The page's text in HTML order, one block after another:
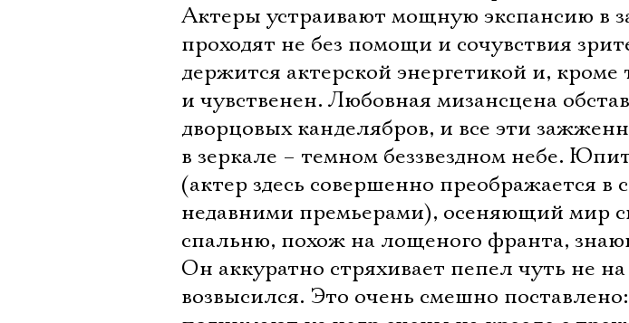
Актеры устраивают мощную экспансию в
проходят не без помощи и сочувствия
держится актерской энергетикой и, кроме
и чувственен. Любовная мизансцена
дворцовых канделябров, и все эти
в зеркале – темном беззвездном небе.
(актер здесь совершенно преображается в
недавними премьерами), осеняющий мир
спальню, похож на лощеного франта,
Он аккуратно стряхивает пепел чуть не
возвысился. Это очень смешно